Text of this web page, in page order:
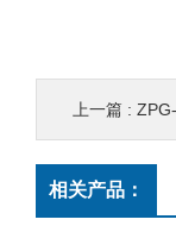
上一篇 :
相关产品：